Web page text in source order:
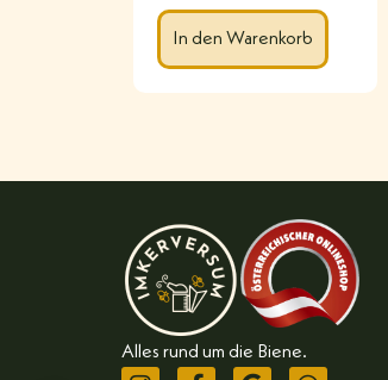
In den Warenkorb
Alles rund um die Biene.